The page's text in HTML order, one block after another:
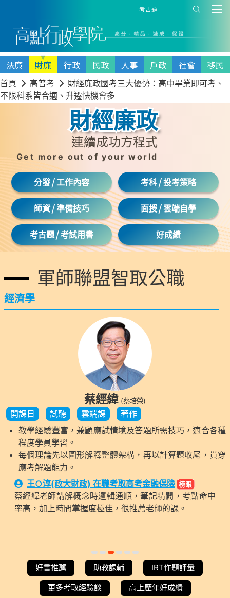
法廉 財廉 行政 民政 人事 戶政 社會 移民
首頁 高普考
財經廉政國考三大優勢：高中畢業即可考、
不限科系皆合適、升遷快機會多
財經廉政
連續成功方程式
Get more out of your world
分發/工作內容 考科/投考策略
師資/準備技巧 面授/雲端自學
考古題/考試用書 好成績
軍師聯盟智取公職
經濟學
蔡經緯 (蔡培榮)
開課日 試聽 雲端課
著作
教學經驗豐富，兼顧應試情境及答題所需技巧，適合各種
程度學員學習。
每個理論先以圖形解釋整體架構，再以計算題收尾，貫穿
應考解題能力。
王○淳(政大財政) 在職考取高考金融保險 榜眼
蔡經緯老師講解概念時邏輯通順，筆記精闢，考點命中
率高，加上時間掌握度極佳，很推薦老師的課。
item
0
item
1
item
2
item
3
itemitem
好書推薦 助教課輔 IRT作題評量
更多考取經驗談 高上歷年好成績